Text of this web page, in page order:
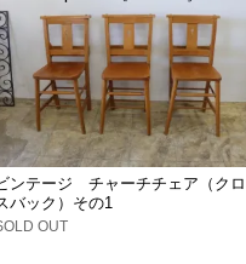
ンテージ チャーチチェア（クロ
バック）その1
OUT